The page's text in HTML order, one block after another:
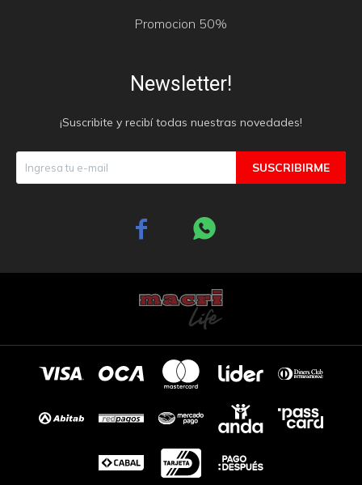
Promocion 50%
Newsletter!
¡Suscribite y recibí todas nuestras novedades!
SUSCRIBIRME
 